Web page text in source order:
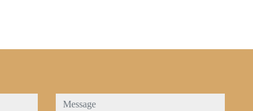
message